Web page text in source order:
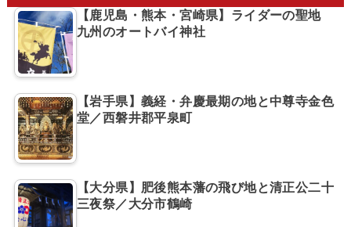
【鹿児島・熊本・宮崎県】ライダーの聖地
九州のオートバイ神社
【岩手県】義経・弁慶最期の地と中尊寺金色
堂／西磐井郡平泉町
【大分県】肥後熊本藩の飛び地と清正公二十
三夜祭／大分市鶴崎